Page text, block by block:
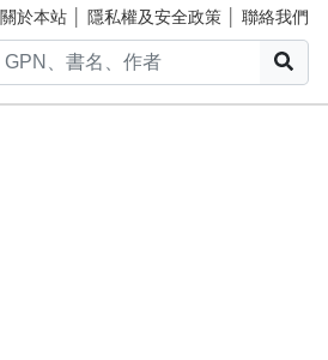
關於本站 隱私權及安全政策 聯絡我們